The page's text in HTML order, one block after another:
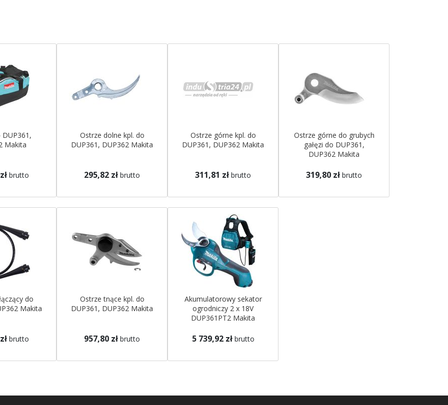
Makita
brutto
Ostrze dolne kpl. do
DUP361, DUP362 Makita
295,82 zł brutto
Ostrze górne kpl. do
DUP361, DUP362 Makita
311,81 zł brutto
Ostrze górne do grubych
gałęzi do DUP361,
DUP362 Makita
319,80 zł brutto
do
Makita
brutto
Ostrze tnące kpl. do
DUP361, DUP362 Makita
957,80 zł brutto
Akumulatorowy sekator
ogrodniczy 2 x 18V
DUP361PT2 Makita
5 739,92 zł brutto